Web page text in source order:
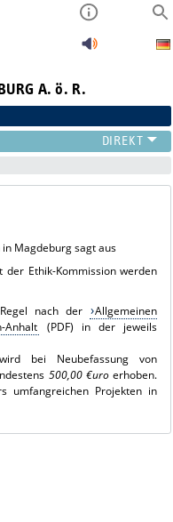
A. ö. R.
Magdeburg sagt aus
Ethik-Kommission werden
nach der
Allgemeinen
Anhalt
(PDF) in der jeweils
bei Neubefassung von
500,00 €uroerhoben.
umfangreichen Projekten in